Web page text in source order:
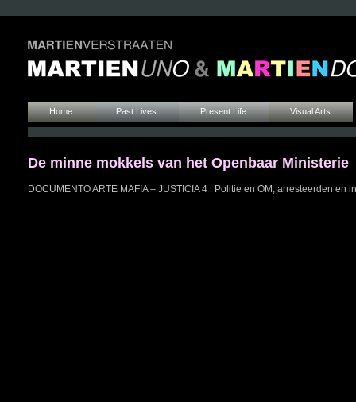
Home Past Lives Present Life Visual Arts
De minne mokkels van het Openbaar Ministerie
DOCUMENTO ARTE MAFIA – JUSTICIA 4 Politie en OM, arresteerden